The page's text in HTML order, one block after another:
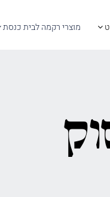
מוצרי רקמה לבית כנסת